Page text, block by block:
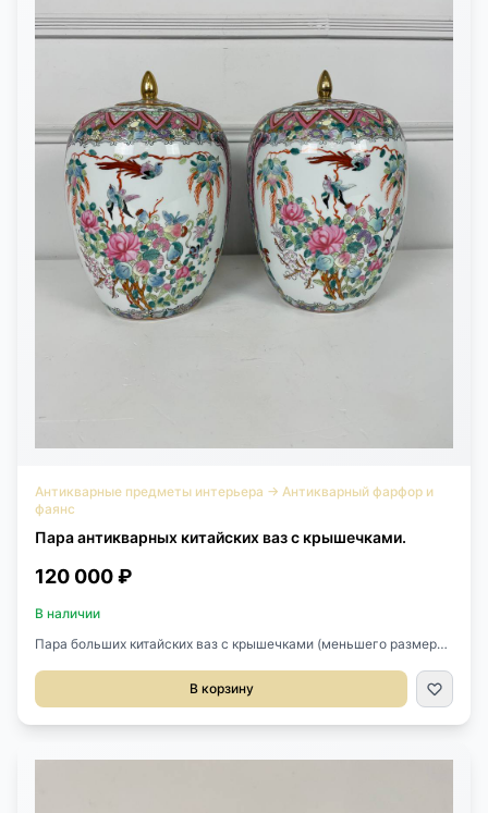
Антикварные предметы интерьера → Антикварный фарфор и
фаянс
Пара антикварных китайских ваз с крышечками.
120 000 ₽
В наличии
Пара больших китайских ваз с крышечками (меньшего размера
фарфора с ручной росписью и позолотой.Диаметр 21 см.Высота
В корзину